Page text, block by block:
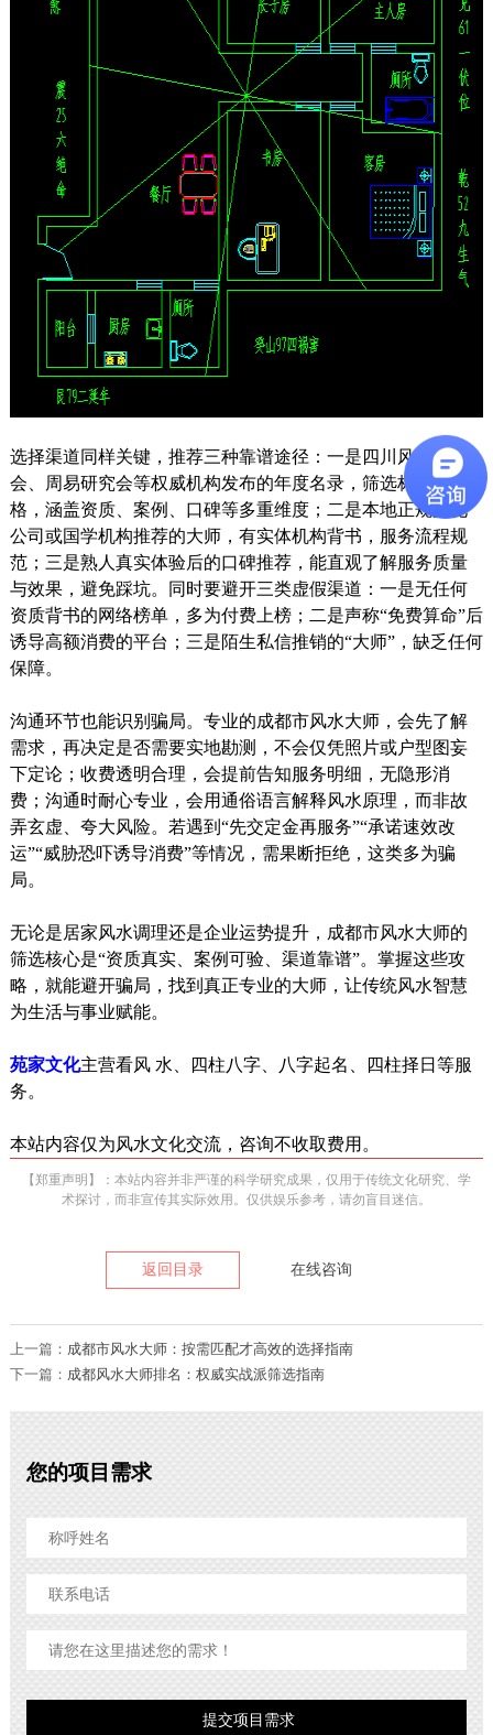
选择渠道同样关键，推荐三种靠谱途径：一是四川风水协
会、周易研究会等权威机构发布的年度名录，筛选标准严
格，涵盖资质、案例、口碑等多重维度；二是本地正规文化
公司或国学机构推荐的大师，有实体机构背书，服务流程规
范；三是熟人真实体验后的口碑推荐，能直观了解服务质量
与效果，避免踩坑。同时要避开三类虚假渠道：一是无任何
资质背书的网络榜单，多为付费上榜；二是声称“免费算命”后
诱导高额消费的平台；三是陌生私信推销的“大师”，缺乏任何
保障。
沟通环节也能识别骗局。专业的成都市风水大师，会先了解
需求，再决定是否需要实地勘测，不会仅凭照片或户型图妄
下定论；收费透明合理，会提前告知服务明细，无隐形消
费；沟通时耐心专业，会用通俗语言解释风水原理，而非故
弄玄虚、夸大风险。若遇到“先交定金再服务”“承诺速效改
运”“威胁恐吓诱导消费”等情况，需果断拒绝，这类多为骗
局。
无论是居家风水调理还是企业运势提升，成都市风水大师的
筛选核心是“资质真实、案例可验、渠道靠谱”。掌握这些攻
略，就能避开骗局，找到真正专业的大师，让传统风水智慧
为生活与事业赋能。
苑家文化主营看风 水、四柱八字、八字起名、四柱择日等服
务。
本站内容仅为风水文化交流，咨询不收取费用。
【郑重声明】：本站内容并非严谨的科学研究成果，仅用于传统文化研究、学
术探讨，而非宣传其实际效用。仅供娱乐参考，请勿盲目迷信。
返回目录 在线咨询
上一篇： 成都市风水大师：按需匹配才高效的选择指南
下一篇： 成都风水大师排名：权威实战派筛选指南
您的项目需求